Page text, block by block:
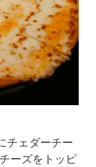
チェダーチー
ーズをトッピ